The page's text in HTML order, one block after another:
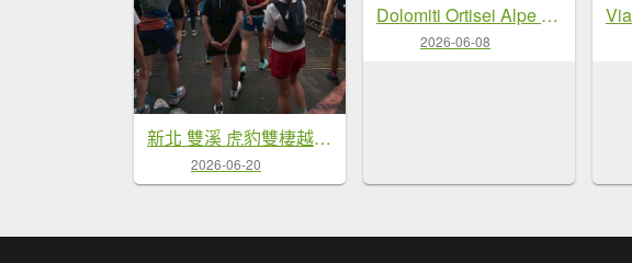
新北 雙溪 虎豹雙棲越野17K-PART3
2026-06-20
Dolomiti Ortisei Alpe Di Siusi
2026-06-08